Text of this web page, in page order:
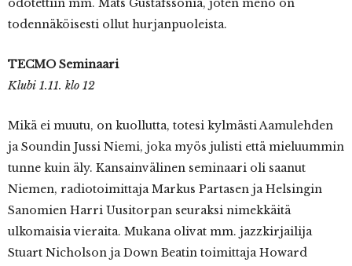
odotettiin mm. Mats Gustafssonia, joten meno on
todennäköisesti ollut hurjanpuoleista.
TECMO Seminaari
Klubi 1.11. klo 12
Mikä ei muutu, on kuollutta, totesi kylmästi Aamulehden
ja Soundin Jussi Niemi, joka myös julisti että mieluummin
tunne kuin äly. Kansainvälinen seminaari oli saanut
Niemen, radiotoimittaja Markus Partasen ja Helsingin
Sanomien Harri Uusitorpan seuraksi nimekkäitä
ulkomaisia vieraita. Mukana olivat mm. jazzkirjailija
Stuart Nicholson ja Down Beatin toimittaja Howard